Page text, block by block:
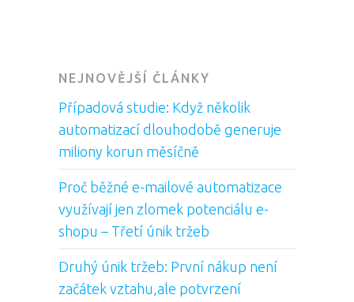
NEJNOVĚJŠÍ ČLÁNKY
Případová studie: Když několik
automatizací dlouhodobě generuje
miliony korun měsíčně
Proč běžné e-mailové automatizace
využívají jen zlomek potenciálu e-
shopu – Třetí únik tržeb
Druhý únik tržeb: První nákup není
začátek vztahu,ale potvrzení